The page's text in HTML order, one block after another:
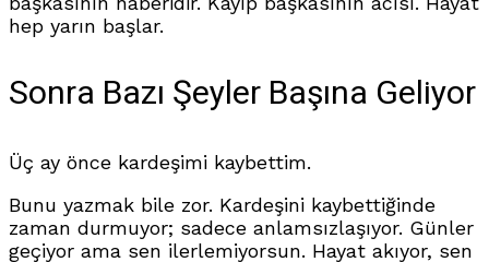
hep yarın başlar.
Sonra Bazı Şeyler Başına Geliyor
Üç ay önce kardeşimi kaybettim.
Bunu yazmak bile zor. Kardeşini kaybettiğinde
zaman durmuyor; sadece anlamsızlaşıyor. Günler
geçiyor ama sen ilerlemiyorsun. Hayat akıyor, sen